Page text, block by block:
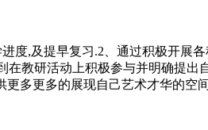
度,及提早复习.2、通过积极开展
教研活动上积极参与并明确提
多更多的展现自己艺术才华的空间